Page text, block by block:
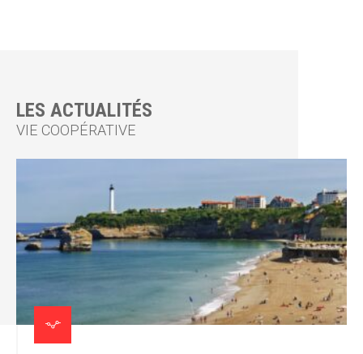
LES ACTUALITÉS
VIE COOPÉRATIVE